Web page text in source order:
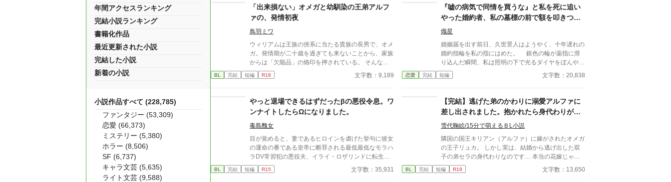
暴走する「過負荷」の激痛に一人で耐え続けていたレ
オン。エドガーの底知れぬ静かな波長は、世界で唯
一、彼の苦痛を完全に溶かすことができるものだっ
た。 「お前は、俺の専属の導き手になるんだ」 痛み
を癒やしたことで、冷酷なはずの最強教官から底なし
の執着と溺愛を向けられるようになり――！？ 孤独
な二人の魂が共鳴する、極上の救済と溺愛の学園ファ
ンタジー。 ※センチネルバースをベースにした独自
設定（特異覚醒者×導き手）です。
「出来損ない」オメガと幼馴染の王弟アルフ
ァの、発情初夜
鳥羽ミワ
ウィリアムは王族の傍系に当たる貴族の長男で、オメ
ガ。発情期が二十歳を過ぎても来ないことから、家族
からは「欠陥品」の烙印を押されている。 そんなウ
ィリアムは、政略結婚の駒として国内の有力貴族へ嫁
ぐことが決まっていた。しかしその予定が一転し、幼
れよあれよと結婚式当日になり、戸惑いながらも結婚
を誓うウィリアムに、セドリックは優しいキスをし
て……。 そして迎えた初夜。わけもわからず悲しく
なって泣くウィリアムを、セドリックはたくましい力
で抱きしめる。 「お前がずっと、好きだ」 甘い言葉
に、これまで熱を知らなかったウィリアムの身体が潤
み、火照りはじめる。 ※ムーンライトノベルズ、ア
ルファポリス、pixivへ掲載しています
BL 完結 短編 R18 文字数：9,189
『嘘の病気で同情を買うな』と私を死に追い
やった婚約者、私の墓標の前で額を叩きつ
け、血の涙を流して号泣する大破滅！
熾星
婚姻届を出す前日、久世景人はようやく、十年遅れの
婚約指輪を私の指にはめた。 銀色の輪が薬指に滑
り込んだ瞬間、私は照明の下で光るダイヤをぼんやり
見つめた。長く続いた待ち時間が、やっと終わったよ
うな気がした。けれど次の瞬間、彼は私の手を見下ろ
言った。 「正直、澪の手ってあまりきれいじゃない
よな」 私は言葉を失った。 景人はそのまま私の
指先を取ると、さっきはめたばかりの指輪を抜き取っ
た。十年待ち続けた指輪は、彼の手のひらの上で冷た
く光っていた。 「この指輪、瑠奈の手にあったほう
が似合うと思う」 私は手を引き戻し、信じられな
い思いで彼を見た。 「どういう意味？ 瑠奈と結婚
するつもりなの？」 景人は目を伏せ、指輪の縁を
指先でなぞった。まるで、たいしたことではない問い
恋愛 完結 短編 文字数：20,838
やっと退場できるはずだったβの悪役令息。ワ
ンナイトしたらΩになりました。
毒島醜女
目が覚めると、妻であるヒロインを虐げた挙句に彼女
の運命の番である皇帝に断罪される最低最低なモラハ
ラDV常習犯の悪役夫、イライ・ロザリンドに転生し
た。 そんな最期は絶対に避けたいイライはヒーロー
とヒロインの仲を結ばせつつ、ヒロインと円満に別れ
BL 完結 短編 R15 文字数：35,931
【完結】逃げた弟のかわりに溺愛アルファに
差し出されました。抱かれたら身代わりがば
れてしまうので初夜は断固拒否します！
雪代鞠絵/15分で萌えるＢL小説
隣国の国王キリアン（アルファ）に嫁がされたオメガ
の王子リュカ。 しかし実は、結婚から逃げ出した双
子の弟セラの身代わりなのです… 本当の花嫁じゃな
いとばれたら大変！ だから何としても初夜は回避し
なければと思うのですが、 だんだんキリアンに惹か
BL 完結 短編 R18 文字数：13,650
年間アクセスランキング
完結小説ランキング
書籍化作品
最近更新された小説
完結した小説
新着の小説
小説作品すべて (228,785)
ファンタジー (53,309)
恋愛 (66,373)
ミステリー (5,380)
ホラー (8,506)
SF (6,737)
キャラ文芸 (5,635)
ライト文芸 (9,588)